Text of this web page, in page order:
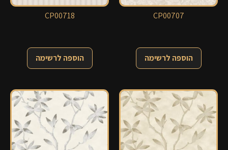
CP00718
הוספה לרשימה
CP00707
הוספה לרשימה